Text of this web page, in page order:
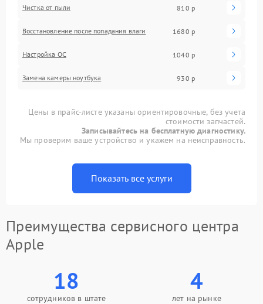
Чистка от пыли 810 р
Восстановление после попадания влаги 1680 р
Настройка ОС 1040 р
Замена камеры ноутбука 930 р
Цены в прайс-листе указаны ориентировочные, без учета
стоимости запчастей.
Записывайтесь на бесплатную диагностику.
Мы проверим ваше устройство и укажем на неисправность.
Показать все услуги
Преимущества сервисного центра
Apple
18
сотрудников в штате
4
лет на рынке